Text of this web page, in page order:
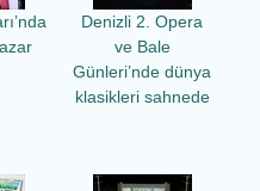
Denizli 2. Opera
ve Bale
Günleri’nde dünya
klasikleri sahnede